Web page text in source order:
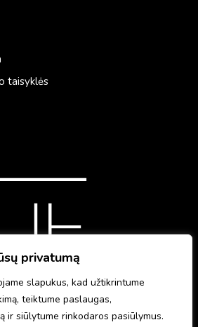
privatumą
slapukus, kad užtikrintume
teiktume paslaugas,
ir siūlytume rinkodaros pasiūlymus.
taisyklės